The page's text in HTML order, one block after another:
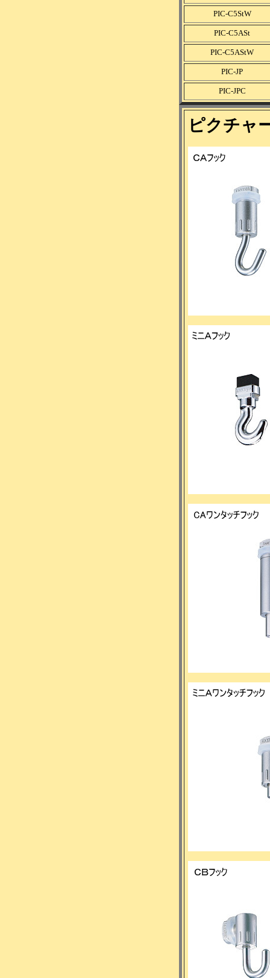
PIC-C5StW
PIC-C5ASt
PIC-C5AStW
PIC-JP
PIC-JPC
ピクチ